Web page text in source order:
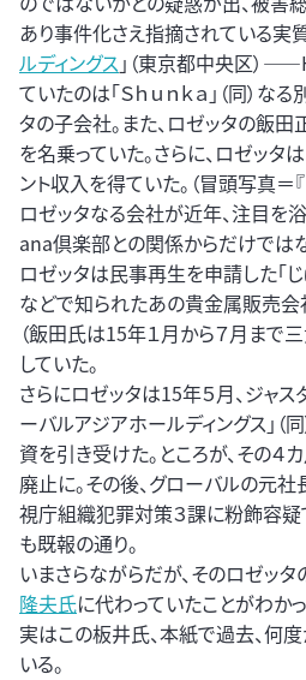
あり事件化さえ指摘されている実
ルディングス」（東京都中央区）
ていたのは「Ｓｈｕｎｋａ」（同）な
タの子会社。また、ロゼッタの飯田
を名乗っていた。さらに、ロゼッタ
ント収入を得ていた。（冒頭写真＝『
ロゼッタなる会社が近年、注目を
ana倶楽部との関係からだけでは
ロゼッタは民事再生を申請した「じ
などで知られたあの貴金属販売会
（飯田氏は15年１月から７月まで
していた。
さらにロゼッタは15年５月、ジャス
ーバルアジアホールディングス」（
資を引き受けた。ところが、その
廃止に。その後、グローバルの元
視庁組織犯罪対策３課に粉飾容
も既報の通り。
いまさらながらだが、そのロゼッ
隆夫氏に代わっていたことがわか
実はこの板井氏、本紙で過去、何
いる。